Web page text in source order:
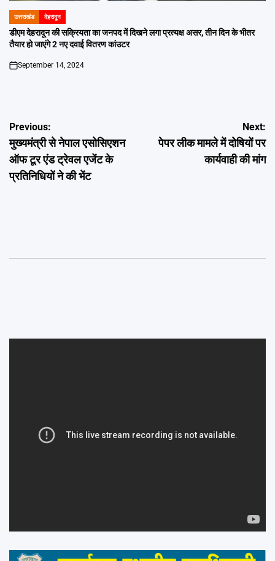
POSTED
IN
उत्तराखंड देहरादून
डीएम देहरादून की सक्रियता का जनपद में दिखने लगा प्रत्यक्ष असर, तीन दिन के भीतर
तैयार हो जाएंगे 2 नए दवाई वितरण कांउटर
on
September 14, 2024
Post
navigation
Previous:
मुख्यमंत्री से नेपाल एसोसिएशन
ऑफ टूर एंड ट्रेवल एजेंट के
प्रतिनिधियों ने की भेंट
Next:
पेपर लीक मामले में दोषियों पर
कार्यवाही की मांग